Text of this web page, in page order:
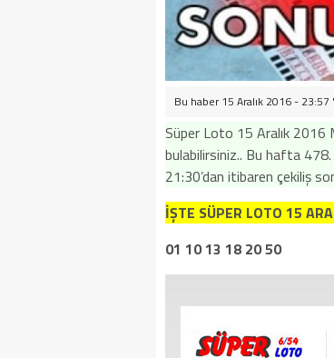
Bu haber 15 Aralık 2016 -
Süper Loto 15 Aralık 2016
bulabilirsiniz.. Bu hafta 478.
21:30’dan itibaren çekiliş
İŞTE SÜPER LOTO 15
01 10 13 18 20 50